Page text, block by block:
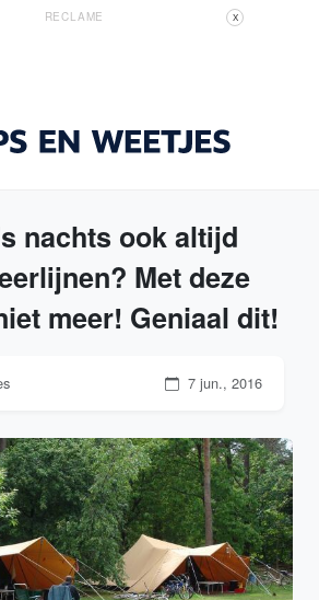
RECLAME X
nachts ook altijd
Met deze
meer! Geniaal dit!
7 jun., 2016